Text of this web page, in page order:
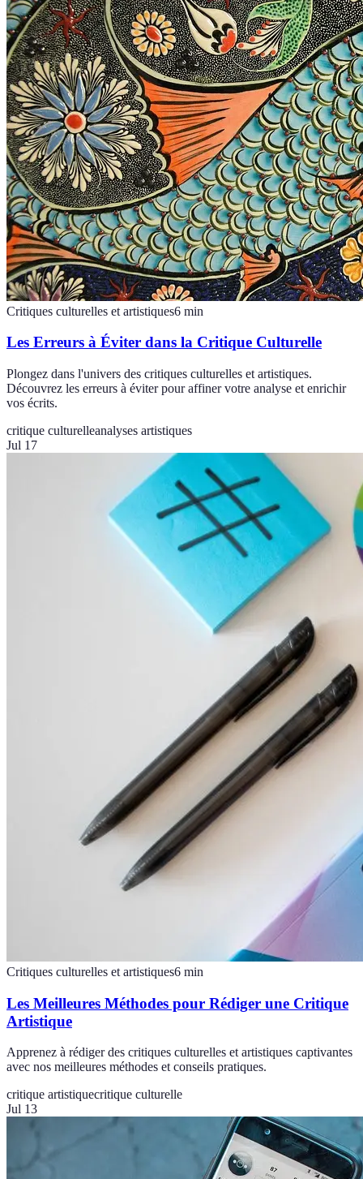
Critiques culturelles et artistiques6 min
Les Erreurs à Éviter dans la Critique Culturelle
Plongez dans l'univers des critiques culturelles et artistiques.
Découvrez les erreurs à éviter pour affiner votre analyse et enrichir
vos écrits.
critique culturelleanalyses artistiques
Jul 17
Critiques culturelles et artistiques6 min
Les Meilleures Méthodes pour Rédiger une Critique
Artistique
Apprenez à rédiger des critiques culturelles et artistiques captivantes
avec nos meilleures méthodes et conseils pratiques.
critique artistiquecritique culturelle
Jul 13